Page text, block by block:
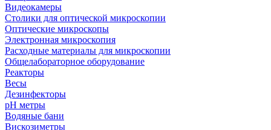
Видеокамеры
Столики для оптической микроскопии
Оптические микроскопы
Электронная микроскопия
Расходные материалы для микроскопии
Общелабораторное оборудование
Реакторы
Весы
Дезинфекторы
рН метры
Водяные бани
Вискозиметры